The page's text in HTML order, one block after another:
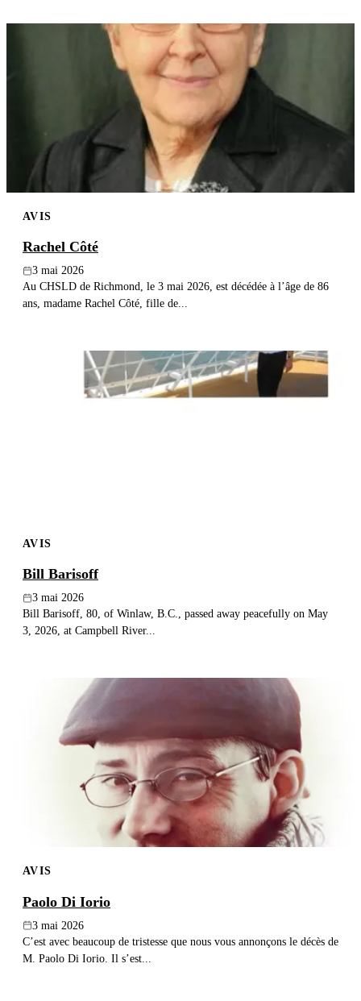
AVIS
Rachel Côté
3 mai 2026
Au CHSLD de Richmond, le 3 mai 2026, est décédée à l’âge de 86
ans, madame Rachel Côté, fille de...
AVIS
Bill Barisoff
3 mai 2026
Bill Barisoff, 80, of Winlaw, B.C., passed away peacefully on May
3, 2026, at Campbell River...
AVIS
Paolo Di Iorio
3 mai 2026
C’est avec beaucoup de tristesse que nous vous annonçons le décès de
M. Paolo Di Iorio. Il s’est...